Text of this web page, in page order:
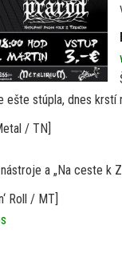
stúpla, dnes krstí
/ TN]
a „Na ceste k
Roll / MT]